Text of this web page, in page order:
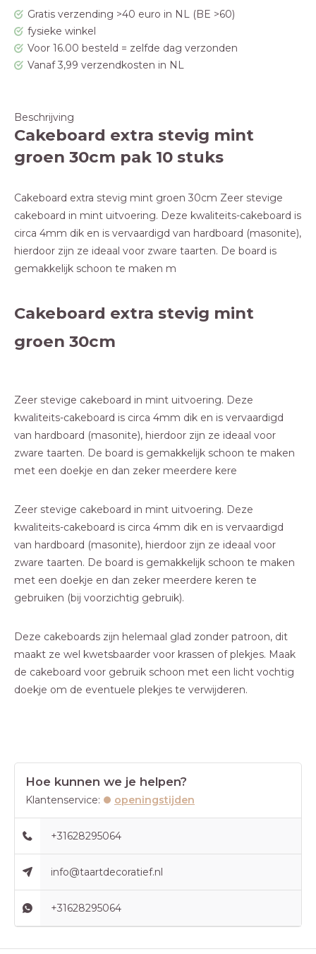
Gratis verzending >40 euro in NL (BE >60)
fysieke winkel
Voor 16.00 besteld = zelfde dag verzonden
Vanaf 3,99 verzendkosten in NL
Beschrijving
Cakeboard extra stevig mint
groen 30cm pak 10 stuks
Cakeboard extra stevig mint groen 30cm Zeer stevige
cakeboard in mint uitvoering. Deze kwaliteits-cakeboard is
circa 4mm dik en is vervaardigd van hardboard (masonite),
hierdoor zijn ze ideaal voor zware taarten. De board is
gemakkelijk schoon te maken m
Cakeboard extra stevig mint
groen 30cm
Zeer stevige cakeboard in mint uitvoering. Deze
kwaliteits-cakeboard is circa 4mm dik en is vervaardigd
van hardboard (masonite), hierdoor zijn ze ideaal voor
zware taarten. De board is gemakkelijk schoon te maken
met een doekje en dan zeker meerdere kere
Zeer stevige cakeboard in mint uitvoering. Deze
kwaliteits-cakeboard is circa 4mm dik en is vervaardigd
van hardboard (masonite), hierdoor zijn ze ideaal voor
zware taarten. De board is gemakkelijk schoon te maken
met een doekje en dan zeker meerdere keren te
gebruiken (bij voorzichtig gebruik).
Deze cakeboards zijn helemaal glad zonder patroon, dit
maakt ze wel kwetsbaarder voor krassen of plekjes. Maak
de cakeboard voor gebruik schoon met een licht vochtig
doekje om de eventuele plekjes te verwijderen.
Hoe kunnen we je helpen?
Klantenservice: openingstijden
+31628295064
info@taartdecoratief.nl
+31628295064